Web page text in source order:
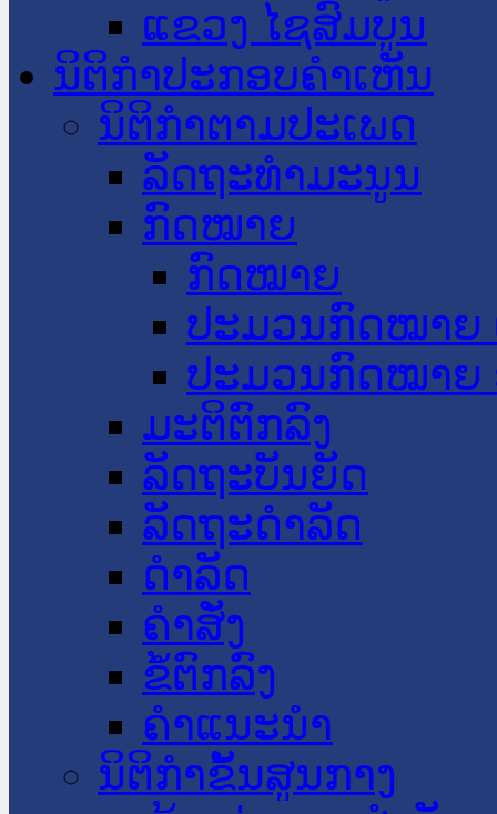
ແຂວງ ໄຊສົມບູນ
ນິຕິກໍາປະກອບຄໍາເຫັນ
ນິຕິກໍາຕາມປະເພດ
ລັດຖະທໍາມະນູນ
ກົດໝາຍ
ກົດໝາຍ
ປະມວນກົດໝາຍ
ປະມວນກົດໝາຍ
ມະຕິຕົກລົງ
ລັດຖະບັນຍັດ
ລັດຖະດໍາລັດ
ດໍາລັດ
ຄໍາສັ່ງ
ຂໍ້ຕົກລົງ
ຄໍາແນະນໍາ
ນິຕິກຳຂັ້ນສູນກາງ